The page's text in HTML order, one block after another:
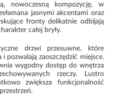
nowoczesną kompozycję, w
jasnymi akcentami oraz
fronty delikatnie odbijają
całej bryły.
drzwi przesuwne, które
pozwalają zaoszczędzić miejsce.
wygodny dostęp do wnętrza
rzeczy. Lustro
zwiększa funkcjonalność